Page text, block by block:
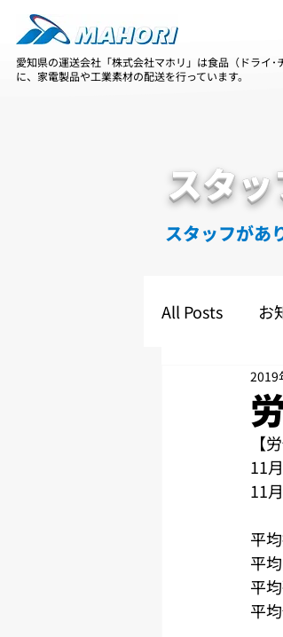
愛知県の運送会社「株式会社マホリ」は食品（ドライ･
に、家電製品や工業素材の配送を行っています。
スタ
スタッフがあ
All Posts お
2019
【
11
11
平
平
平
平